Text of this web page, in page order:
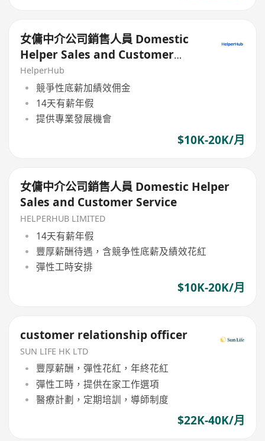
女傭中介公司銷售人員 Domestic
Helper Sales and Customer
Service
HelperHub
競爭性底薪加績效佣金
14天有薪年假
提供專業發展機會
$10K-20K/月
女傭中介公司銷售人員 Domestic Helper
Sales and Customer Service
HELPERHUB LIMITED
14天有薪年假
豐厚薪酬待遇，含競争性底薪及績效花紅
彈性工時安排
$10K-20K/月
customer relationship officer
SUN LIFE HK LTD
豐厚薪酬，彈性花紅，年終花紅
彈性工時，提供在家工作選項
醫療計劃，定期培訓，導師制度
$22K-40K/月